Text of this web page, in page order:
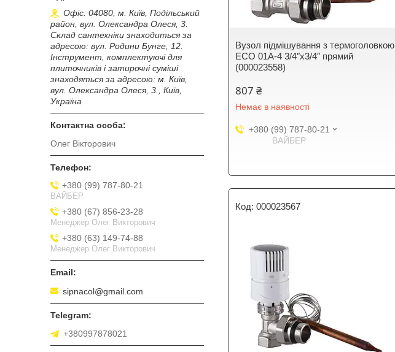
Вузол пiдмiшування з термоголовкою
ECO 01A-4 3/4″х3/4″ прямий
(000023558)
807 ₴
Немає в наявності
+380 (99) 787-80-21
ВАЙБЕР
000023567
Офіс: 04080, м. Київ, Подільський
район, вул. Олександра Олеся, 3.
Склад сантехніки знаходиться за
адресою: вул. Родини Бунге, 12.
Інструмент, комплектуючі для
плиточників і затирочні суміші
знаходяться за адресою: м. Київ,
вул. Олександра Олеся, 3., Київ,
Україна
Олег Вікторович
+380 (99) 787-80-21
ВАЙБЕР
+380 (67) 856-23-28
Менеджер Олег Викторович
+380 (63) 149-74-88
Менеджер Олег Викторович
sipnacol@gmail.com
+380997878021